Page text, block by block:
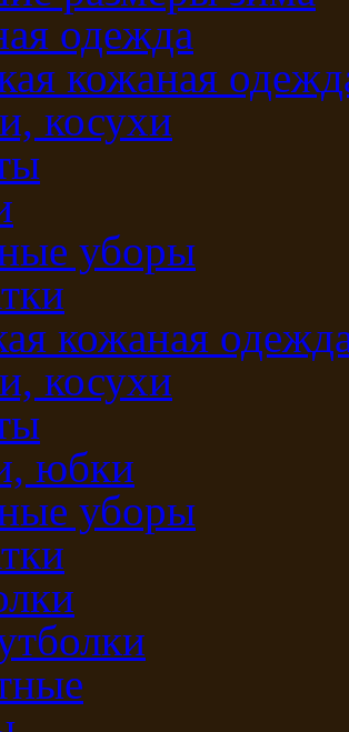
одежда
кожаная
косухи
уборы
кожаная
косухи
юбки
уборы